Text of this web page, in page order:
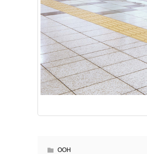
OOH